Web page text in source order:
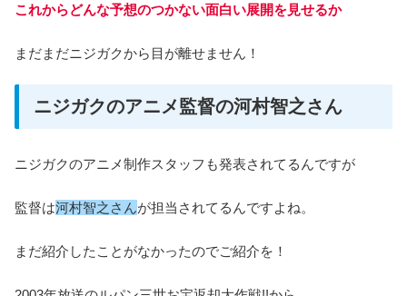
これからどんな予想のつかない面白い展開を見せるか
まだまだニジガクから目が離せません！
ニジガクのアニメ監督の河村智之さん
ニジガクのアニメ制作スタッフも発表されてるんですが
監督は河村智之さんが担当されてるんですよね。
まだ紹介したことがなかったのでご紹介を！